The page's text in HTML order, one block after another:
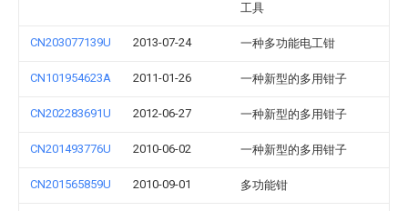
工具
CN203077139U 2013-07-24 一种多功能电工钳
CN101954623A 2011-01-26 一种新型的多用钳子
CN202283691U 2012-06-27 一种新型的多用钳子
CN201493776U 2010-06-02 一种新型的多用钳子
CN201565859U 2010-09-01 多功能钳